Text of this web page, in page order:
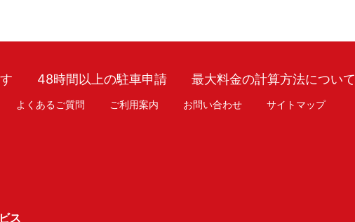
48時間以上の駐車申請 最大料金の計算方法について
よくあるご質問 ご利用案内 お問い合わせ サイトマップ
ス